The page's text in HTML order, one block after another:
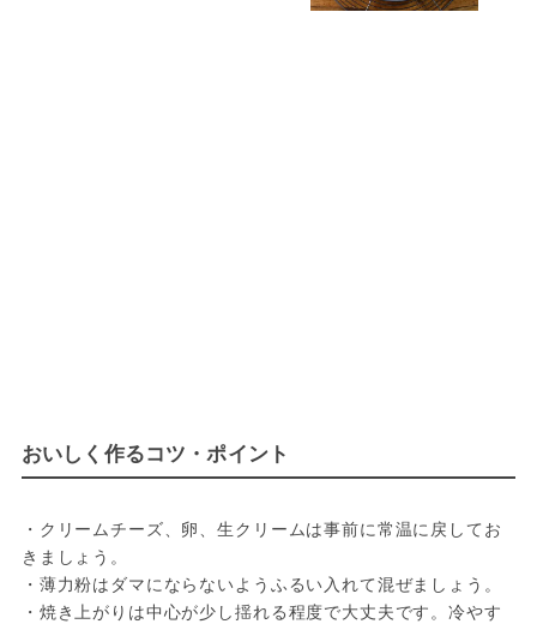
おいしく作るコツ・ポイント
・クリームチーズ、卵、生クリームは事前に常温に戻してお
きましょう。
・薄力粉はダマにならないようふるい入れて混ぜましょう。
・焼き上がりは中心が少し揺れる程度で大丈夫です。冷やす